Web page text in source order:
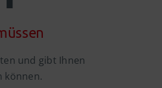
und gibt Ihnen
können.